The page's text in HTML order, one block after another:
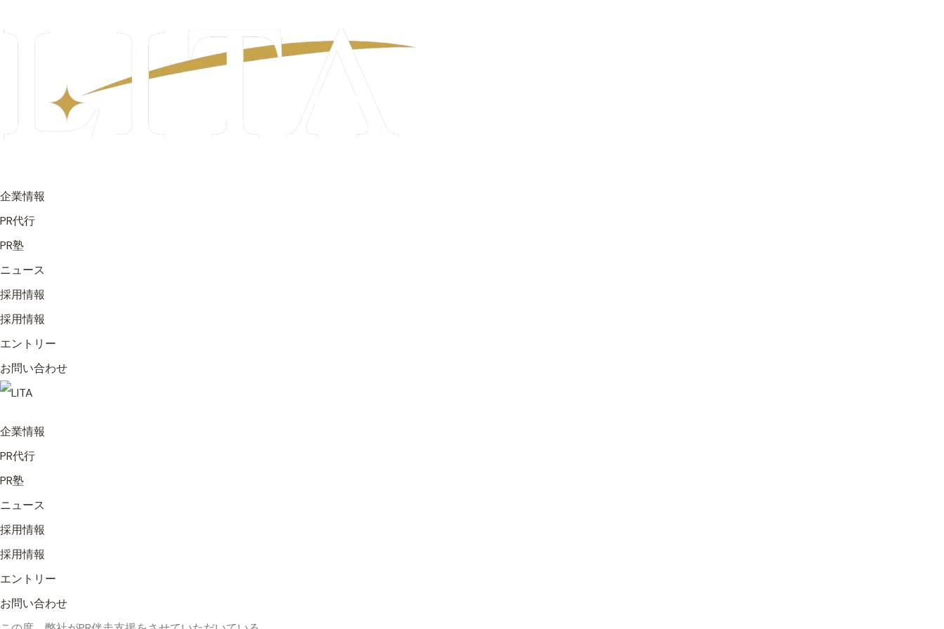
企業情報
PR代行
PR塾
ニュース
採用情報
採用情報
エントリー
お問い合わせ
企業情報
PR代行
PR塾
ニュース
採用情報
採用情報
エントリー
お問い合わせ